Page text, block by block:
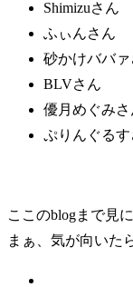
Shimizuさん
ふぃんさん
砂かけババァ
BLVさん
優月めぐみさ
ぷりんぐるす
ここのblogまで見
まぁ、気が向いた